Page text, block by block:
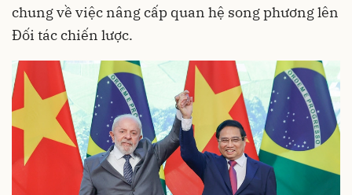
chung về việc nâng cấp quan hệ song phương lên
Đối tác chiến lược.